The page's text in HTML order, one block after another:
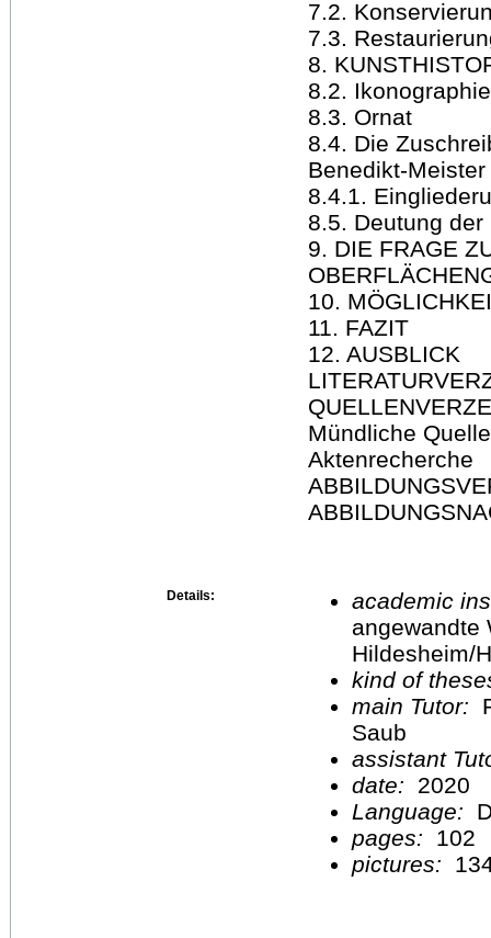
7.2.
7.3.
8.
8.2. Ikonographie
8.3. Ornat
8.4. Die
Benedikt-Meister
8.4.1.
8.5. Deutung
9. DIE FRAGE
10.
11. FAZIT
12. AUSBLICK
Mündliche
Aktenrecherche
Details:
academic
angewandte
Hildesheim/
kind of
main Tutor:
Saub
assistant
date:
2020
Language:
pages:
102
pictures: